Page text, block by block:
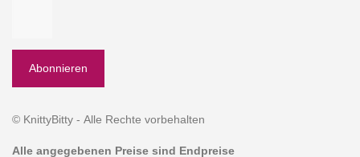
© KnittyBitty - Alle Rechte vorbehalten
Alle angegebenen Preise sind Endpreise